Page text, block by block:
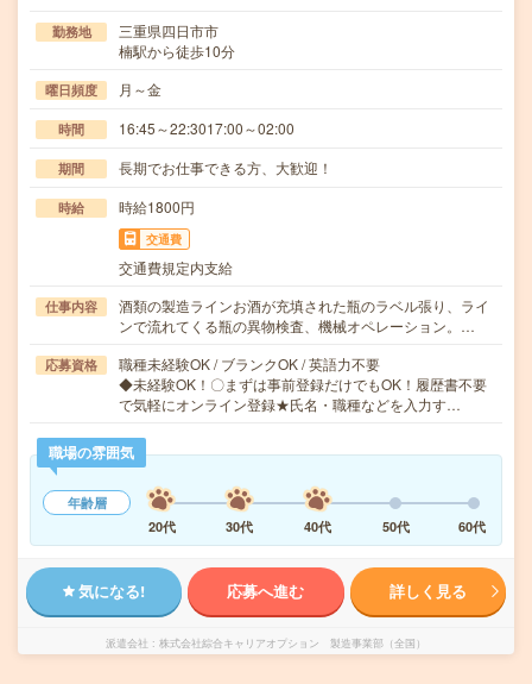
勤務地
三重県四日市市
楠駅から徒歩10分
曜日頻度 月～金
時間 16:45～22:3017:00～02:00
期間 長期でお仕事できる方、大歓迎！
時給 時給1800円
交通費
交通費規定内支給
仕事内容
酒類の製造ラインお酒が充填された瓶のラベル張り、ライ
ンで流れてくる瓶の異物検査、機械オペレーション。…
応募資格
職種未経験OK / ブランクOK / 英語力不要
◆未経験OK！〇まずは事前登録だけでもOK！履歴書不要
で気軽にオンライン登録★氏名・職種などを入力す…
職場の雰囲気
年齢層
20代
30代 40代 50代 60代
気になる! 応募へ進む 詳しく見る
派遣会社 株式会社綜合キャリアオプション 製造事業部（全国）